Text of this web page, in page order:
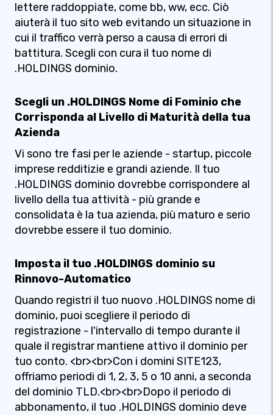
lettere raddoppiate, come bb, ww, ecc. Ciò
aiuterà il tuo sito web evitando un situazione in
cui il traffico verrà perso a causa di errori di
battitura. Scegli con cura il tuo nome di
.HOLDINGS dominio.
Scegli un .HOLDINGS Nome di Fominio che
Corrisponda al Livello di Maturità della tua
Azienda
Vi sono tre fasi per le aziende - startup, piccole
imprese redditizie e grandi aziende. Il tuo
.HOLDINGS dominio dovrebbe corrispondere al
livello della tua attività - più grande e
consolidata è la tua azienda, più maturo e serio
dovrebbe essere il tuo dominio.
Imposta il tuo .HOLDINGS dominio su
Rinnovo-Automatico
Quando registri il tuo nuovo .HOLDINGS nome di
dominio, puoi scegliere il periodo di
registrazione - l'intervallo di tempo durante il
quale il registrar mantiene attivo il dominio per
tuo conto. <br><br>Con i domini SITE123,
offriamo periodi di 1, 2, 3, 5 o 10 anni, a seconda
del dominio TLD.<br><br>Dopo il periodo di
abbonamento, il tuo .HOLDINGS dominio deve